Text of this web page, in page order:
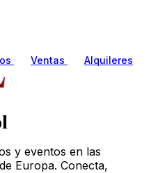
Ventas
Alquileres
y eventos en las
Europa. Conecta,